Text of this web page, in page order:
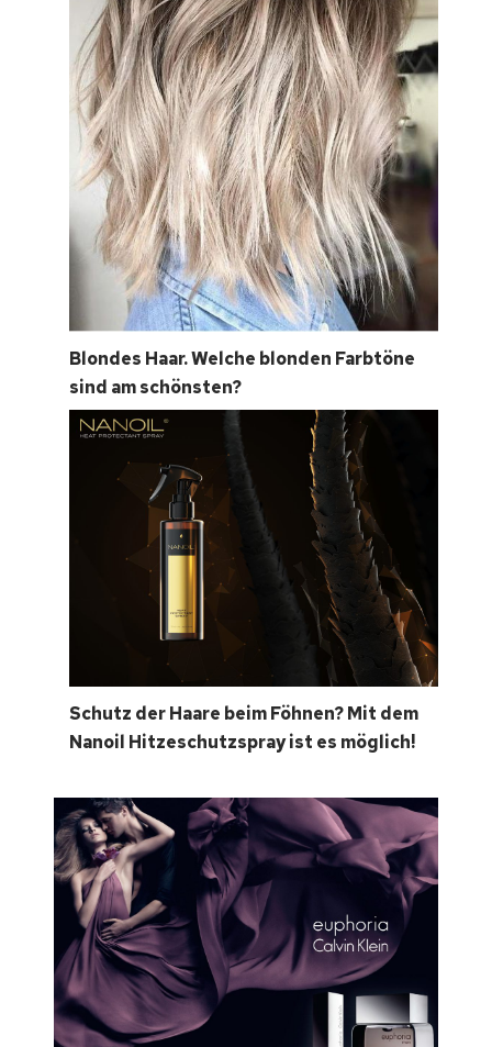
Blondes Haar. Welche blonden Farbtöne
sind am schönsten?
Schutz der Haare beim Föhnen? Mit dem
Nanoil Hitzeschutzspray ist es möglich!